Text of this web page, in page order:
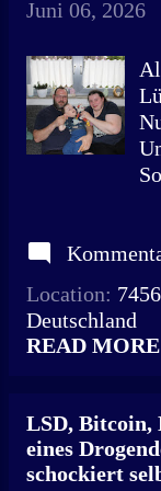
Juni 06, 2026
Location:
Deutschland
READ
LSD,
eines
schockiert